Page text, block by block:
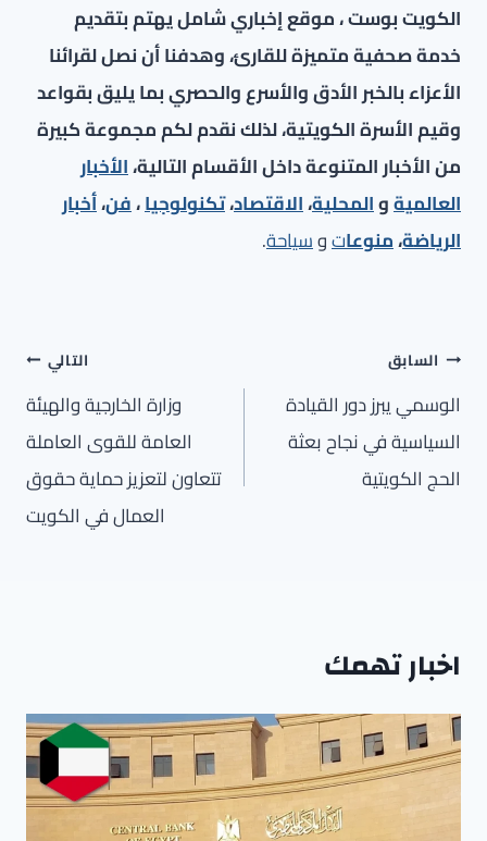
الكويت بوست ، موقع إخباري شامل يهتم بتقديم
خدمة صحفية متميزة للقارئ، وهدفنا أن نصل لقرائنا
الأعزاء بالخبر الأدق والأسرع والحصري بما يليق بقواعد
وقيم الأسرة الكويتية، لذلك نقدم لكم مجموعة كبيرة
من الأخبار المتنوعة داخل الأقسام التالية،الأخبار
العالميةوالمحلية،الاقتصاد،تكنولوجيا،فن،أخبار
الرياضة،منوعاتوسياحة.
تصفّح
المقالات
السابق
الوسمي يبرز دور القيادة
السياسية في نجاح بعثة
الحج الكويتية
التالي
وزارة الخارجية والهيئة
العامة للقوى العاملة
تتعاون لتعزيز حماية حقوق
العمال في الكويت
اخبار تهمك